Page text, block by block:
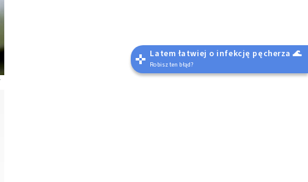
Latem łatwiej o infekcję pęcherza 🌊
Robisz ten błąd?